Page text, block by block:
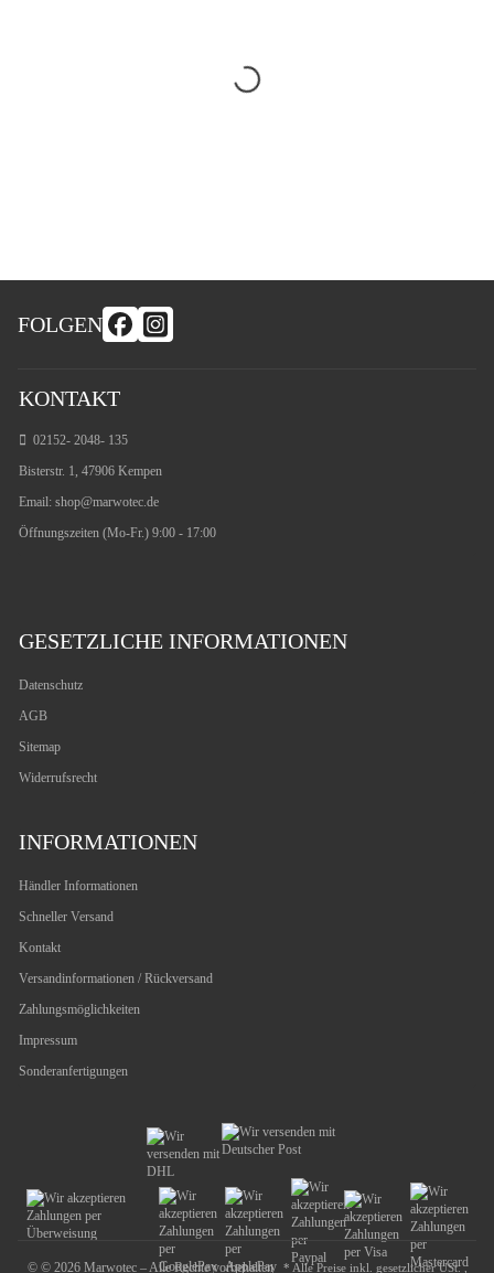
FOLGEN
KONTAKT
02152- 2048- 135
Bisterstr. 1, 47906 Kempen
Email: shop@marwotec.de
Öffnungszeiten (Mo-Fr.) 9:00 - 17:00
GESETZLICHE INFORMATIONEN
Datenschutz
AGB
Sitemap
Widerrufsrecht
INFORMATIONEN
Händler Informationen
Schneller Versand
Kontakt
Versandinformationen / Rückversand
Zahlungsmöglichkeiten
Impressum
Sonderanfertigungen
© © 2026 Marwotec – Alle Rechte vorbehalten * Alle Preise inkl. gesetzlicher USt. ,